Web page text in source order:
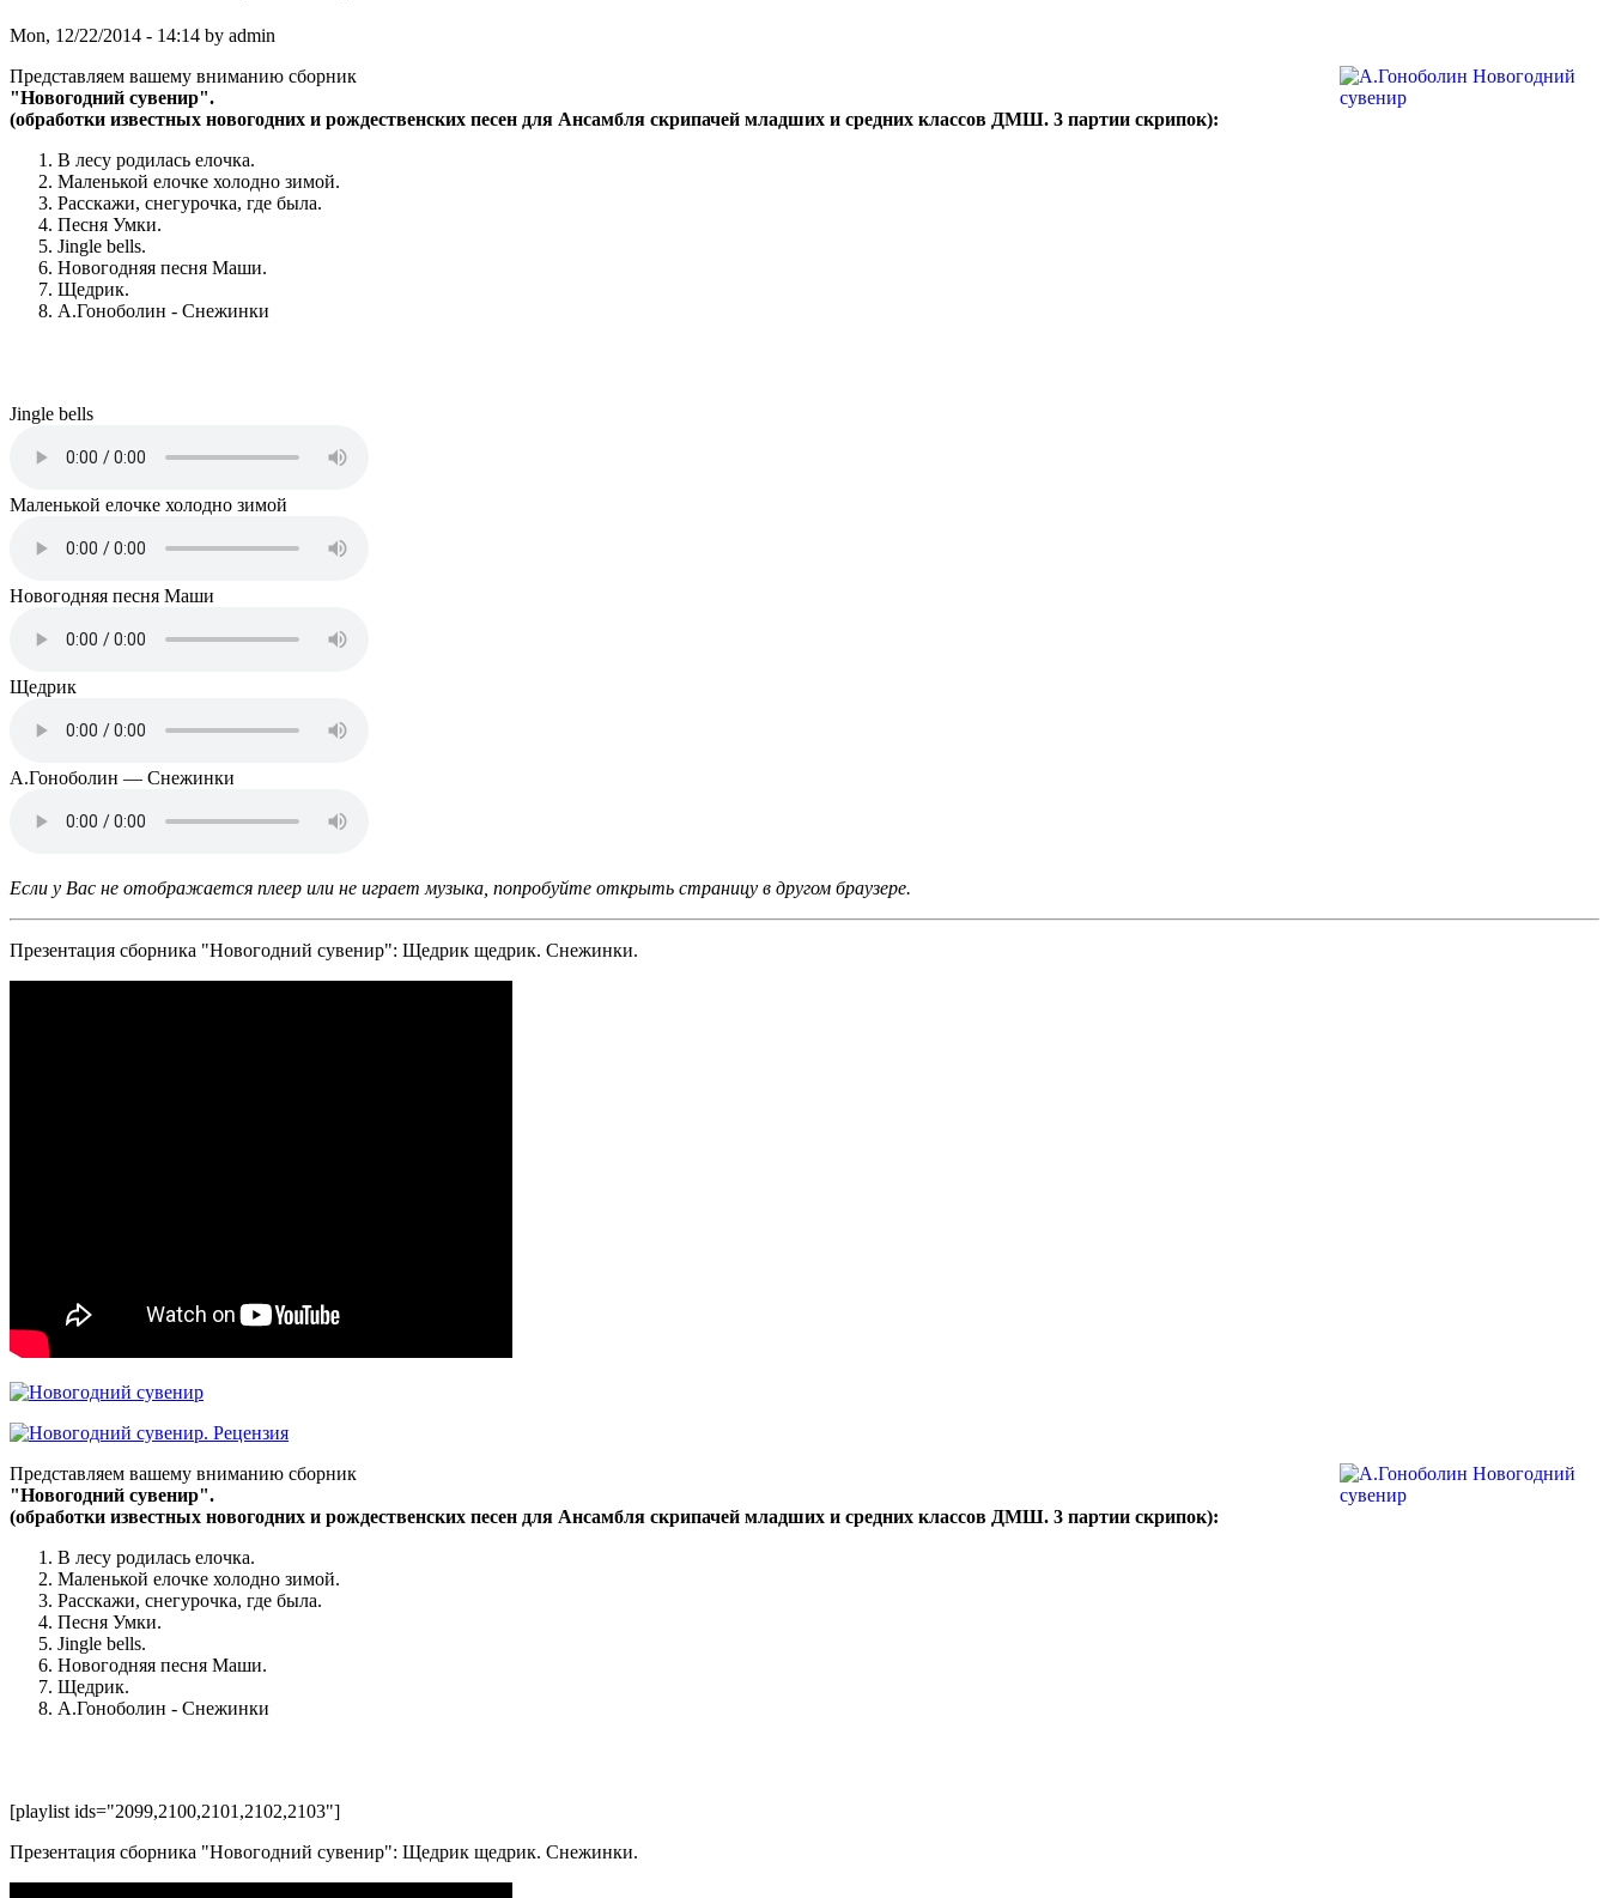
Mon, 12/22/2014 - 14:14 by admin
Представляем вашему вниманию сборник
"Новогодний сувенир".
(обработки известных новогодних и рождественских песен для Ансамбля скрипачей младших и средних классов ДМШ. 3 партии скрипок):
В лесу родилась елочка.
Маленькой елочке холодно зимой.
Расскажи, снегурочка, где была.
Песня Умки.
Jingle bells.
Новогодняя песня Маши.
Щедрик.
А.Гоноболин - Снежинки
Jingle bells
Маленькой елочке холодно зимой
Новогодняя песня Маши
Щедрик
А.Гоноболин — Снежинки
Если у Вас не отображается плеер или не играет музыка, попробуйте открыть страницу в другом браузере.
Презентация сборника "Новогодний сувенир": Щедрик щедрик. Снежинки.
Представляем вашему вниманию сборник
"Новогодний сувенир".
(обработки известных новогодних и рождественских песен для Ансамбля скрипачей младших и средних классов ДМШ. 3 партии скрипок):
В лесу родилась елочка.
Маленькой елочке холодно зимой.
Расскажи, снегурочка, где была.
Песня Умки.
Jingle bells.
Новогодняя песня Маши.
Щедрик.
А.Гоноболин - Снежинки
[playlist ids="2099,2100,2101,2102,2103"]
Презентация сборника "Новогодний сувенир": Щедрик щедрик. Снежинки.